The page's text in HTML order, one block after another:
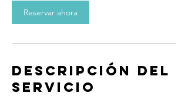
m
n
Reservar ahora
Descripción del
servicio